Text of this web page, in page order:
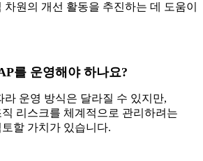
원의 개선 활동을 추진하는 데 도움이
를 운영해야 하나요?
라 운영 방식은 달라질 수 있지만,
리스크를 체계적으로 관리하려는
할 가치가 있습니다.